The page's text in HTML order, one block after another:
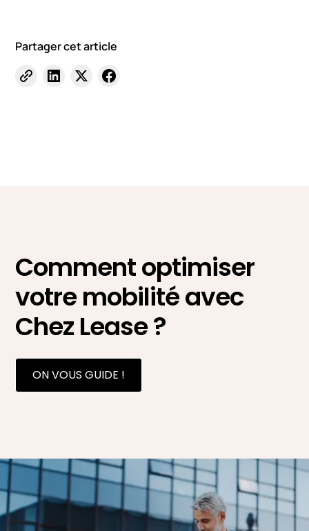
Partager cet article
Comment optimiser
votre mobilité avec
Chez Lease ?
ON VOUS GUIDE !